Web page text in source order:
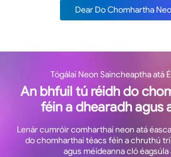
Dear Do Chomhartha
An bhfuil tú réidh do
féin a dhearadh agus
Tógálaí Neon Saincheaptha atá
Lenár cumróir comharthaí neon atá
do chomharthaí téacs féin a chruthú
agus méideanna cló éagsúla